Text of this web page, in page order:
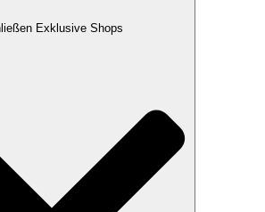
Schließen Exklusive Shops